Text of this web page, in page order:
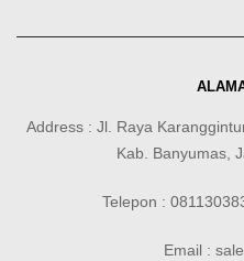
Address : Jl. Raya
Kab. Banyumas,
Telepon :
Email :